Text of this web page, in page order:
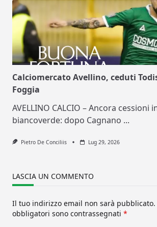
Calciomercato Avellino, ceduti
Foggia
AVELLINO CALCIO – Ancora cessioni
biancoverde: dopo Cagnano ...
Pietro De Conciliis Lug 29, 2026
LASCIA UN COMMENTO
Il tuo indirizzo email non sarà pubblicato.
obbligatori sono contrassegnati *